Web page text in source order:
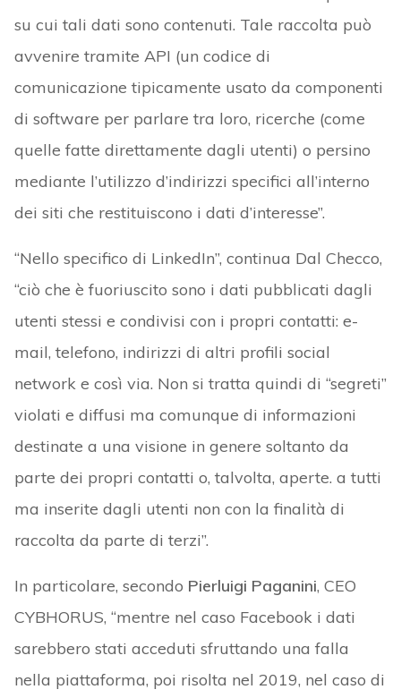
su cui tali dati sono contenuti. Tale raccolta può
avvenire tramite API (un codice di
comunicazione tipicamente usato da componenti
di software per parlare tra loro, ricerche (come
quelle fatte direttamente dagli utenti) o persino
mediante l’utilizzo d’indirizzi specifici all’interno
dei siti che restituiscono i dati d’interesse”.
“Nello specifico di LinkedIn”, continua Dal Checco,
“ciò che è fuoriuscito sono i dati pubblicati dagli
utenti stessi e condivisi con i propri contatti: e-
mail, telefono, indirizzi di altri profili social
network e così via. Non si tratta quindi di “segreti”
violati e diffusi ma comunque di informazioni
destinate a una visione in genere soltanto da
parte dei propri contatti o, talvolta, aperte. a tutti
ma inserite dagli utenti non con la finalità di
raccolta da parte di terzi”.
In particolare, secondo Pierluigi Paganini, CEO
CYBHORUS, “mentre nel caso Facebook i dati
sarebbero stati acceduti sfruttando una falla
nella piattaforma, poi risolta nel 2019, nel caso di